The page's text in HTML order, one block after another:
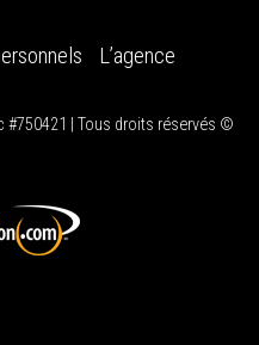
L’agence
#750421 | Tous droits réservés ©